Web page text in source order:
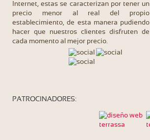
Internet, estas se caracterizan por tener un
precio menor al real del propio
establecimiento, de esta manera pudiendo
hacer que nuestros clientes disfruten de
cada momento al mejor precio.
PATROCINADORES: